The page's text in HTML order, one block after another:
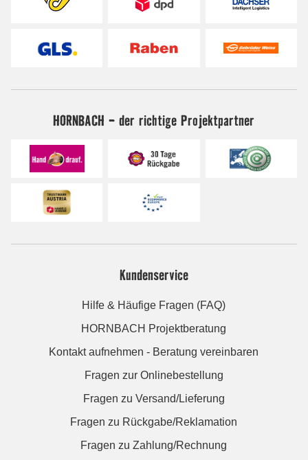
HORNBACH - der richtige Projektpartner
Kundenservice
Hilfe & Häufige Fragen (FAQ)
HORNBACH Projektberatung
Kontakt aufnehmen - Beratung vereinbaren
Fragen zur Onlinebestellung
Fragen zu Versand/Lieferung
Fragen zu Rückgabe/Reklamation
Fragen zu Zahlung/Rechnung